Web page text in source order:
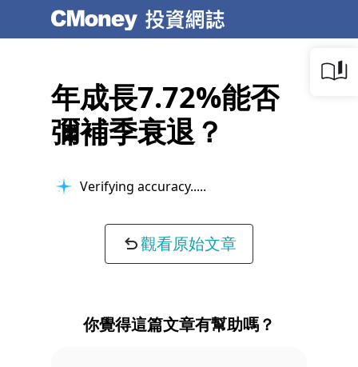
年成長7.72%能否
彌補季衰退？
Verifying accuracy...
觀看原始文章
你覺得這篇文章有幫助嗎？